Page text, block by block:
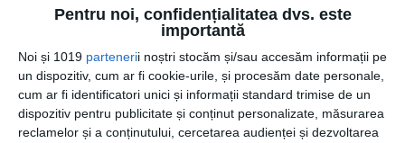
Pentru noi, confidențialitatea dvs. este
importantă
Noi și 1019 partenerii noștri stocăm și/sau accesăm informații pe
un dispozitiv, cum ar fi cookie-urile, și procesăm date personale,
cum ar fi identificatori unici și informații standard trimise de un
dispozitiv pentru publicitate și conținut personalizate, măsurarea
reclamelor și a conținutului, cercetarea audienței și dezvoltarea
Toate produsele Comax sunt dezvoltate de catre
profesionisti cu vasta experienta in retail, iar compania
aduce pe piata din Romania solutii care simplifica
procesul de management in afaceri de comert cu
amanuntul.